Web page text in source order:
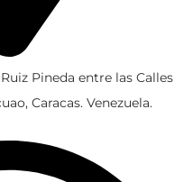
Pineda entre las Calles
Caracas. Venezuela.